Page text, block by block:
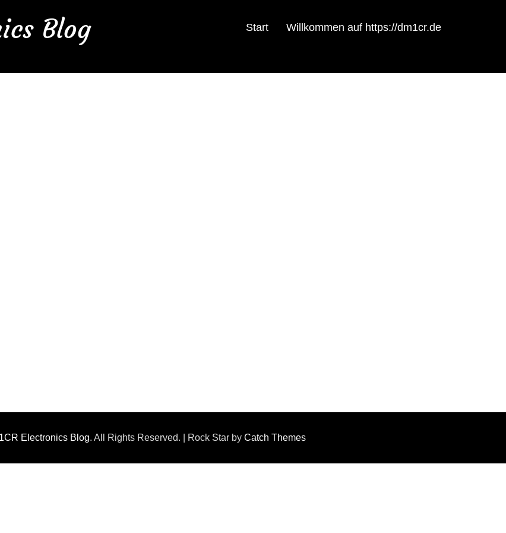
Blog Start Willkommen auf https://dm1cr.de
Electronics Blog. All Rights Reserved. | Rock Star byCatch Themes